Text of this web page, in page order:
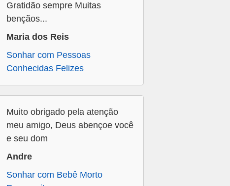
Gratidão sempre Muitas
bençãos...
Maria dos Reis
Sonhar com Pessoas
Conhecidas Felizes
Muito obrigado pela atenção
meu amigo, Deus abençoe você
e seu dom
Andre
Sonhar com Bebê Morto